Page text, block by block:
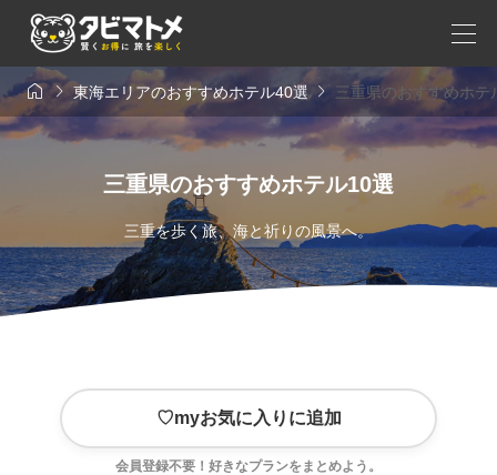
東海エリアのおすすめホテル40選 三重県のおすすめホテ
三重県のおすすめホテル10選
三重を歩く旅、海と祈りの風景へ。
♡myお気に入りに追加
会員登録不要！好きなプランをまとめよう。